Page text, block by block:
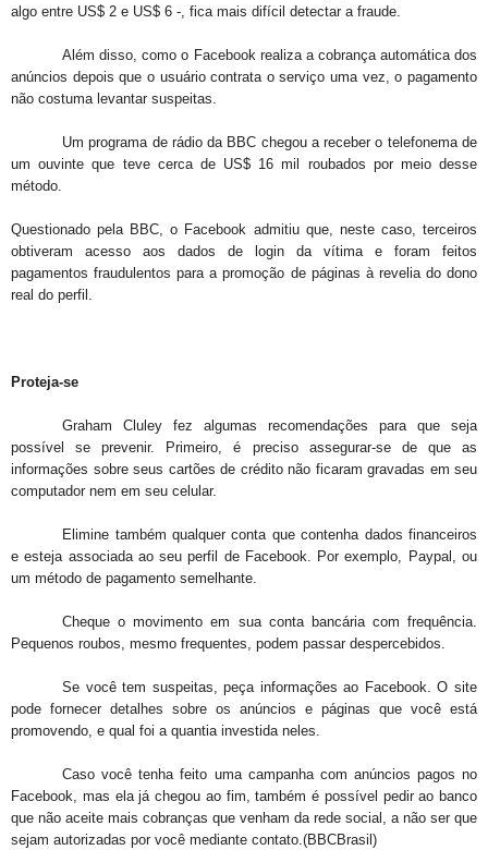
algo entre US$ 2 e US$ 6 -, fica mais difícil detectar a fraude.
Além disso, como o Facebook realiza a cobrança automática dos
anúncios depois que o usuário contrata o serviço uma vez, o pagamento
não costuma levantar suspeitas.
Um programa de rádio da BBC chegou a receber o telefonema de
um ouvinte que teve cerca de US$ 16 mil roubados por meio desse
método.
Questionado pela BBC, o Facebook admitiu que, neste caso, terceiros
obtiveram acesso aos dados de login da vítima e foram feitos
pagamentos fraudulentos para a promoção de páginas à revelia do dono
real do perfil.
Proteja-se
Graham Cluley fez algumas recomendações para que seja
possível se prevenir. Primeiro, é preciso assegurar-se de que as
informações sobre seus cartões de crédito não ficaram gravadas em seu
computador nem em seu celular.
Elimine também qualquer conta que contenha dados financeiros
e esteja associada ao seu perfil de Facebook. Por exemplo, Paypal, ou
um método de pagamento semelhante.
Cheque o movimento em sua conta bancária com frequência.
Pequenos roubos, mesmo frequentes, podem passar despercebidos.
Se você tem suspeitas, peça informações ao Facebook. O site
pode fornecer detalhes sobre os anúncios e páginas que você está
promovendo, e qual foi a quantia investida neles.
Caso você tenha feito uma campanha com anúncios pagos no
Facebook, mas ela já chegou ao fim, também é possível pedir ao banco
que não aceite mais cobranças que venham da rede social, a não ser que
sejam autorizadas por você mediante contato.(BBCBrasil)